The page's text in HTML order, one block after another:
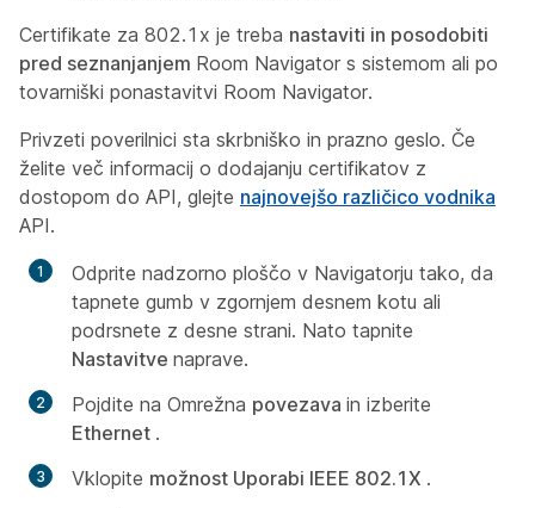
Certifikate za 802.1x je treba nastaviti in posodobiti
pred seznanjanjem Room Navigator s sistemom ali po
tovarniški ponastavitvi Room Navigator.
Privzeti poverilnici sta skrbniško in prazno geslo. Če
želite več informacij o dodajanju certifikatov z
dostopom do API, glejte najnovejšo različico vodnika
API.
Odprite nadzorno ploščo v Navigatorju tako, da
tapnete gumb v zgornjem desnem kotu ali
podrsnete z desne strani. Nato tapnite
Nastavitve naprave.
Pojdite na Omrežna povezava in izberite
Ethernet .
Vklopite možnost Uporabi IEEE 802.1X .